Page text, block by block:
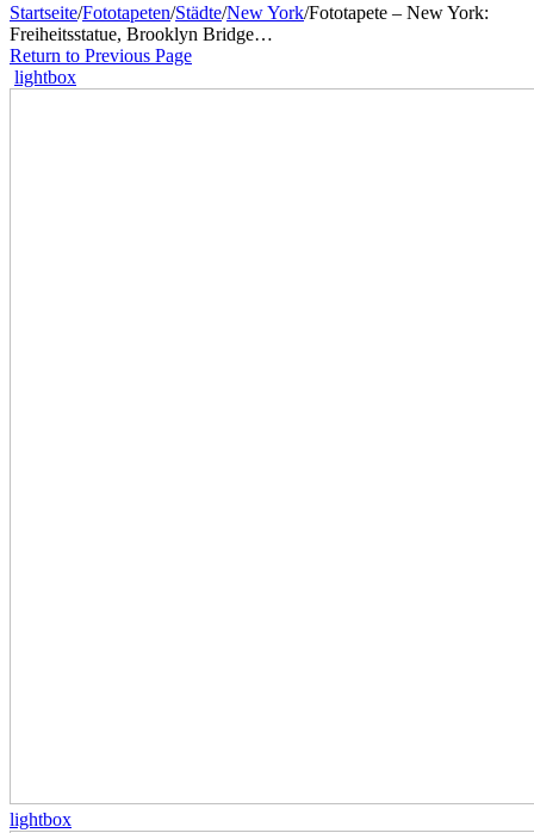
Startseite/Fototapeten/Städte/New York/Fototapete – New York:
Freiheitsstatue, Brooklyn Bridge…
Return to Previous Page
lightbox
lightbox